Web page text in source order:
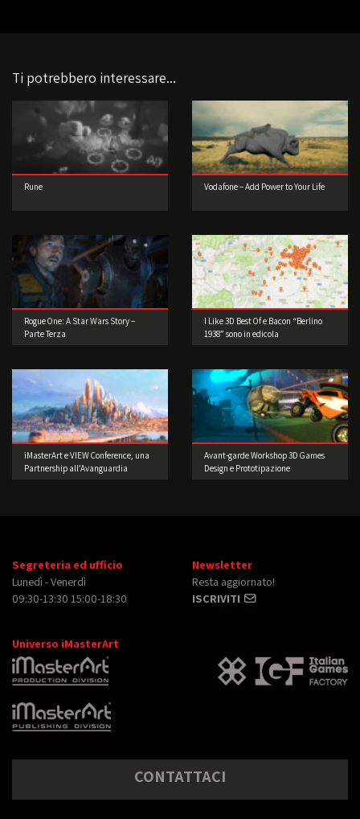
Ti potrebbero interessare...
Rune Vodafone – Add Power to Your Life
Rogue One: A Star Wars Story –
Parte Terza
I Like 3D Best Of e Bacon “Berlino
1938” sono in edicola
iMasterArt e VIEW Conference, una
Partnership all’Avanguardia
Avant-garde Workshop 3D Games
Design e Prototipazione
Segreteria ed ufficio
Lunedì - Venerdì
09:30-13:30 15:00-18:30
Newsletter
Resta aggiornato!
ISCRIVITI
Universo iMasterArt
CONTATTACI